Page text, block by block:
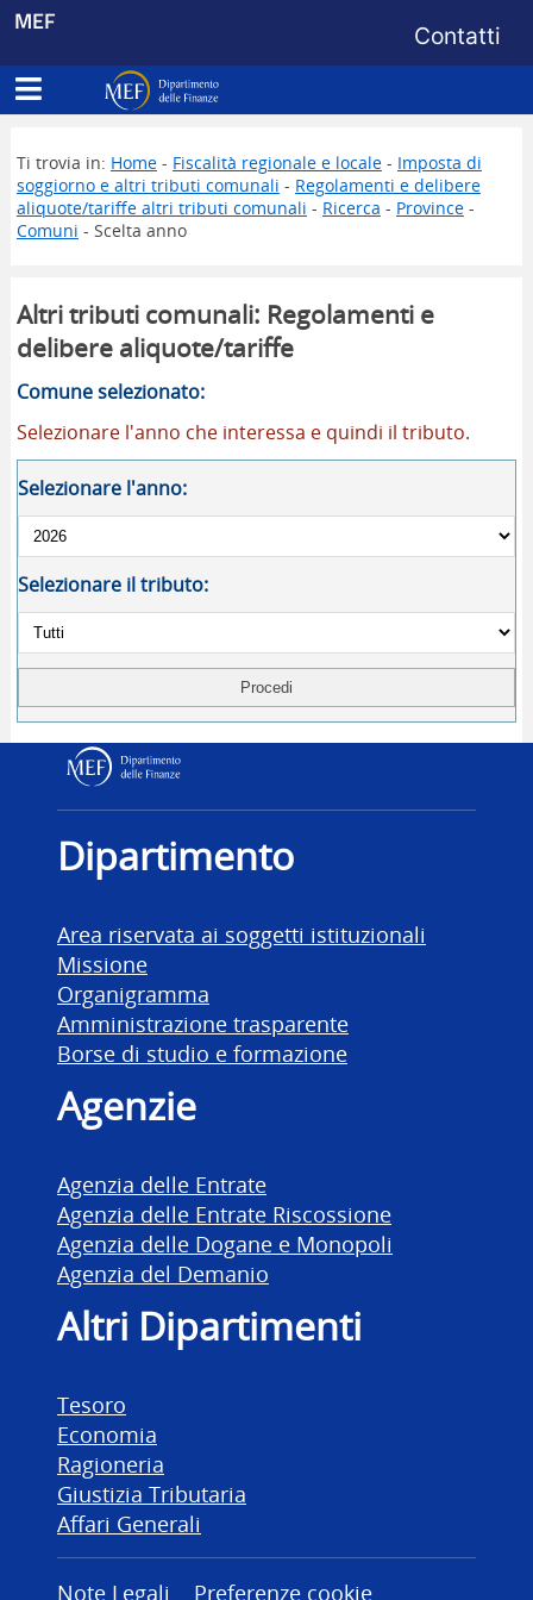
MEF Menu di
Contatti
Apri menu principale
Dipartimento delle Finanze
Ti trovia in: Home- Fiscalità regionale e locale- Imposta di
soggiorno e altri tributi comunali - Regolamenti e delibere
aliquote/tariffe altri tributi comunali - Ricerca - Province-
Comuni - Scelta anno
Altri tributi comunali: Regolamenti e
delibere aliquote/tariffe
Comune selezionato:
Selezionare l'anno che interessa e quindi il tributo.
Selezionare l'anno:
Selezionare il tributo:
Dipartimento delle
Dipartimento
Area riservata ai soggetti istituzionali
Missione
Organigramma
Amministrazione trasparente
Borse di studio e formazione
Agenzie
Agenzia delle Entrate
Agenzia delle Entrate Riscossione
Agenzia delle Dogane e Monopoli
Agenzia del Demanio
Altri Dipartimenti
Tesoro
Economia
Ragioneria
Giustizia Tributaria
Affari Generali
Note Legali Preferenze cookie